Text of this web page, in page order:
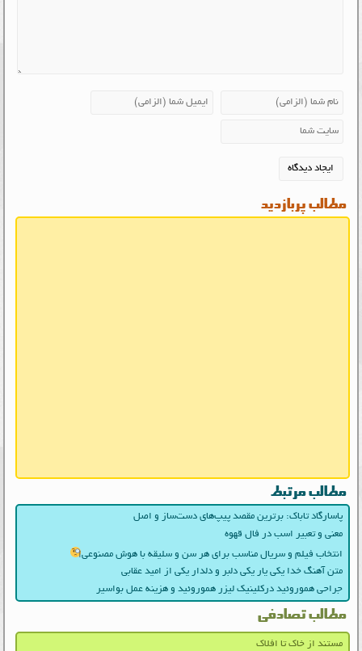
مطالب پربازدید
مطالب مرتبط
پاسارگاد تاباک: برترین مقصد پیپ‌های دست‌ساز و اصل
معنی و تعبیر اسب در فال قهوه
انتخاب فیلم و سریال مناسب برای هر سن و سلیقه با هوش مصنوعی
متن آهنگ خدا یکی یار یکی دلبر و دلدار یکی از امید عقابی
جراحی هموروئید درکلینیک لیزر هموروئید و هزینه عمل بواسیر
مطالب تصادفی
مستند از خاک تا افلاک